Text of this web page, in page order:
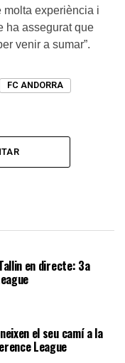
molta experiència i
ha assegurat que
venir a sumar”.
FC ANDORRA
en directe: 3a
el seu camí a la
League